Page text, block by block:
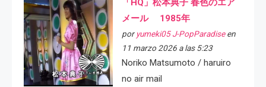
「HQ」松本典子 春色のエア
メール 1985年
por yumeki05 J-PopParadiseen
11 marzo 2026 a las 5:23
Noriko Matsumoto / haruiro
no air mail